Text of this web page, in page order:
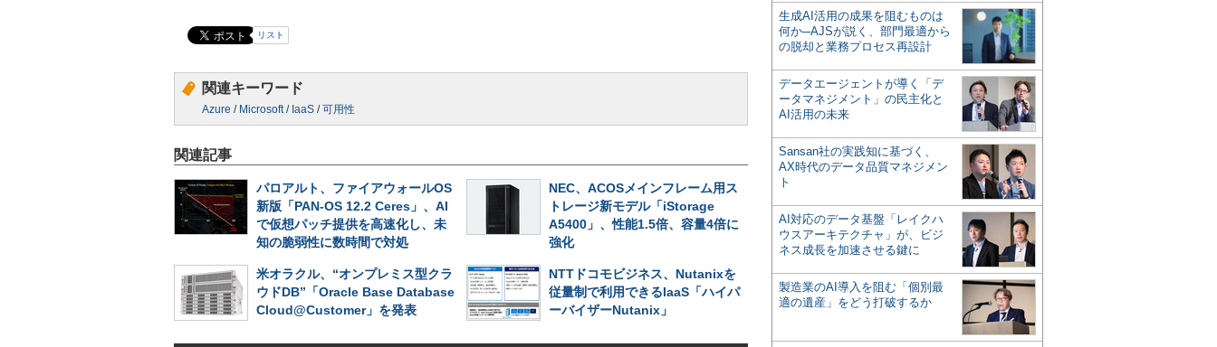
リスト
関連キーワード
Azure / Microsoft/ IaaS /可用性
関連記事
パロアルト、ファイアウォールOS
新版「PAN-OS 12.2 Ceres」、AI
で仮想パッチ提供を高速化し、未
知の脆弱性に数時間で対処
NEC、ACOSメインフレーム用ス
トレージ新モデル「iStorage
A5400」、性能1.5倍、容量4倍に
強化
米オラクル、“オンプレミス型クラ
ウドDB”「Oracle Base Database
Cloud@Customer」を発表
NTTドコモビジネス、Nutanixを
従量制で利用できるIaaS「ハイパ
ーバイザーNutanix」
生成AI活用の成果を阻むものは
何か─AJSが説く、部門最適から
の脱却と業務プロセス再設計
データエージェントが導く「デ
ータマネジメント」の民主化と
AI活用の未来
Sansan社の実践知に基づく、
AX時代のデータ品質マネジメン
ト
AI対応のデータ基盤「レイクハ
ウスアーキテクチャ」が、ビジ
ネス成長を加速させる鍵に
製造業のAI導入を阻む「個別最
適の遺産」をどう打破するか